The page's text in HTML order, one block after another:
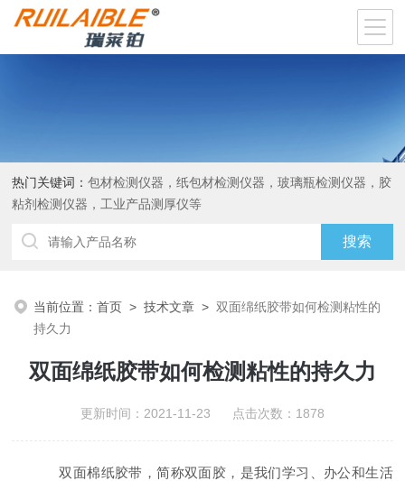
热门关键词：包材检测仪器，纸包材检测仪器，玻璃瓶检测仪器，胶
粘剂检测仪器，工业产品测厚仪等
当前位置：首页 >技术文章 >双面绵纸胶带如何检测粘性的
持久力
双面绵纸胶带如何检测粘性的持久力
更新时间：2021-11-23 点击次数：1878
双面棉纸胶带，简称双面胶，是我们学习、办公和生活